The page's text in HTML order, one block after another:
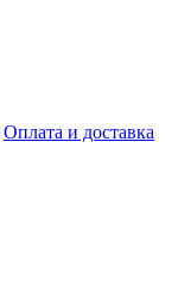
Оплата и доставка